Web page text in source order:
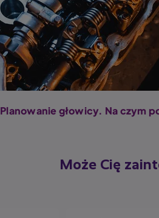
Planowanie głowicy. Na czym
Może Cię